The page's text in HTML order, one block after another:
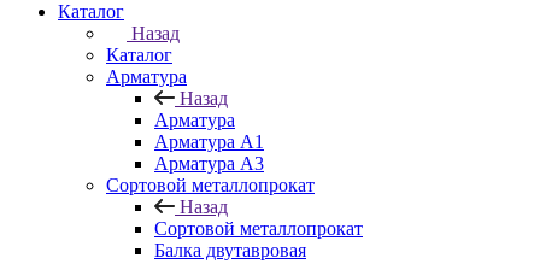
Каталог
Назад
Каталог
Арматура
Назад
Арматура
Арматура A1
Арматура А3
Сортовой металлопрокат
Назад
Сортовой металлопрокат
Балка двутавровая